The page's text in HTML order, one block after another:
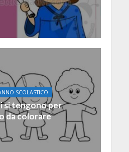
SCOLASTICO
si tengono per
da colorare